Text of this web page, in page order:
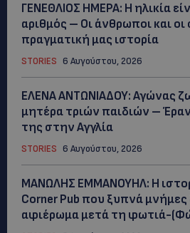
ΓΕΝΕΘΛΙΟΣ ΗΜΕΡΑ: Η ηλικία
αριθμός – Οι άνθρωποι και οι
πραγματική μας ιστορία
STORIES 6 Αυγούστου, 2026
ΕΛΕΝΑ ΑΝΤΩΝΙΑΔΟΥ: Αγώνας
μητέρα τριών παιδιών –
της στην Αγγλία
STORIES 6 Αυγούστου, 2026
ΜΑΝΩΛΗΣ ΕΜΜΑΝΟΥΗΛ: Η
Corner Pub που ξυπνά
αφιέρωμα μετά τη φωτιά-